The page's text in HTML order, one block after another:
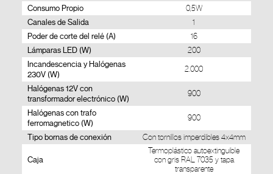
Consumo Propio 0,5W
Canales de Salida 1
Poder de corte del relé (A) 16
Lámparas LED (W) 200
Incandescencia y Halógenas
230V (W)
2.000
Halógenas 12V con
transformador electrónico (W)
900
Halógenas con trafo
ferromagnetico (W)
900
Tipo bornas de conexión Con tornillos imperdibles 4x4mm
Caja
Termoplástico autoextinguible
con gris RAL 7035 y tapa
transparente